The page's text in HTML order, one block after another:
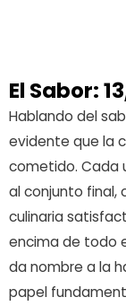
El Sabor:
Hablando del
evidente que la
cometido. Cada
al conjunto final,
culinaria
encima de todo
da nombre a la
papel